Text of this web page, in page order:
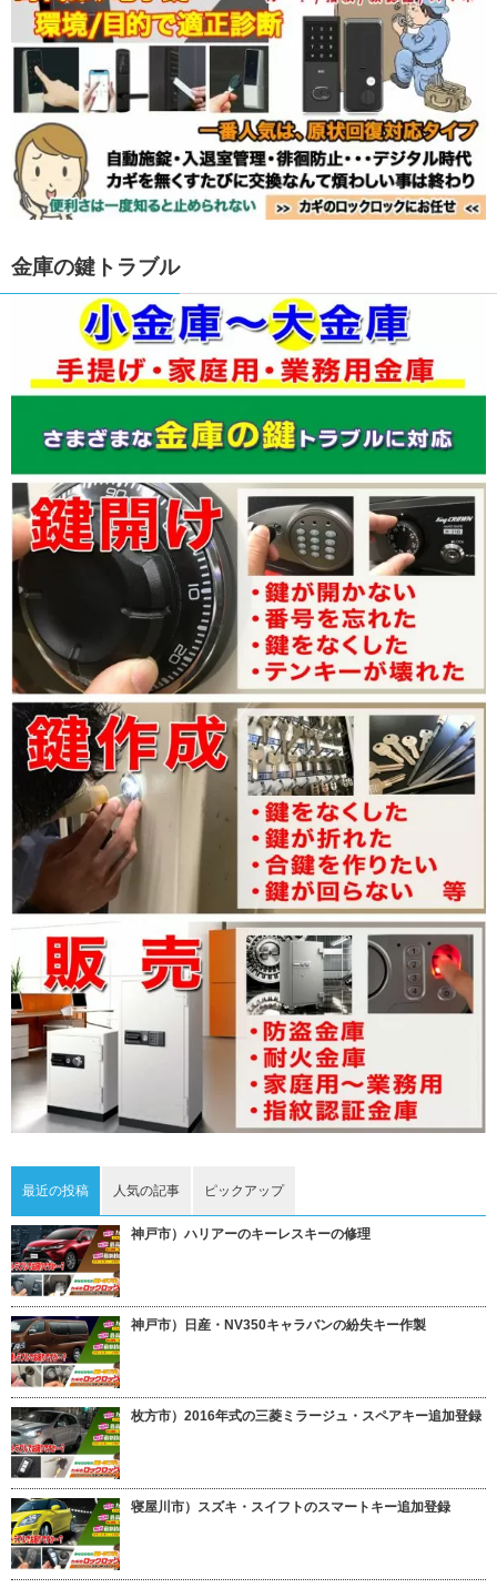
金庫の鍵トラブル
最近の投稿 人気の記事 ピックアップ
神戸市）ハリアーのキーレスキーの修理
神戸市）日産・NV350キャラバンの紛失キー作製
枚方市）2016年式の三菱ミラージュ・スペアキー追加登録
寝屋川市）スズキ・スイフトのスマートキー追加登録